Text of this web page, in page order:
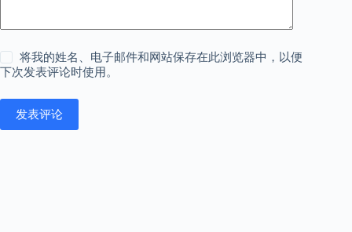
将我的姓名、电子邮件和网站保存在此浏览器中，以便
下次发表评论时使用。
发表评论